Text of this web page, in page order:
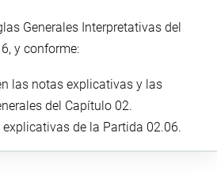
Generales Interpretativas del
y conforme:
las notas explicativas y las
del Capítulo 02.
de la Partida 02.06.